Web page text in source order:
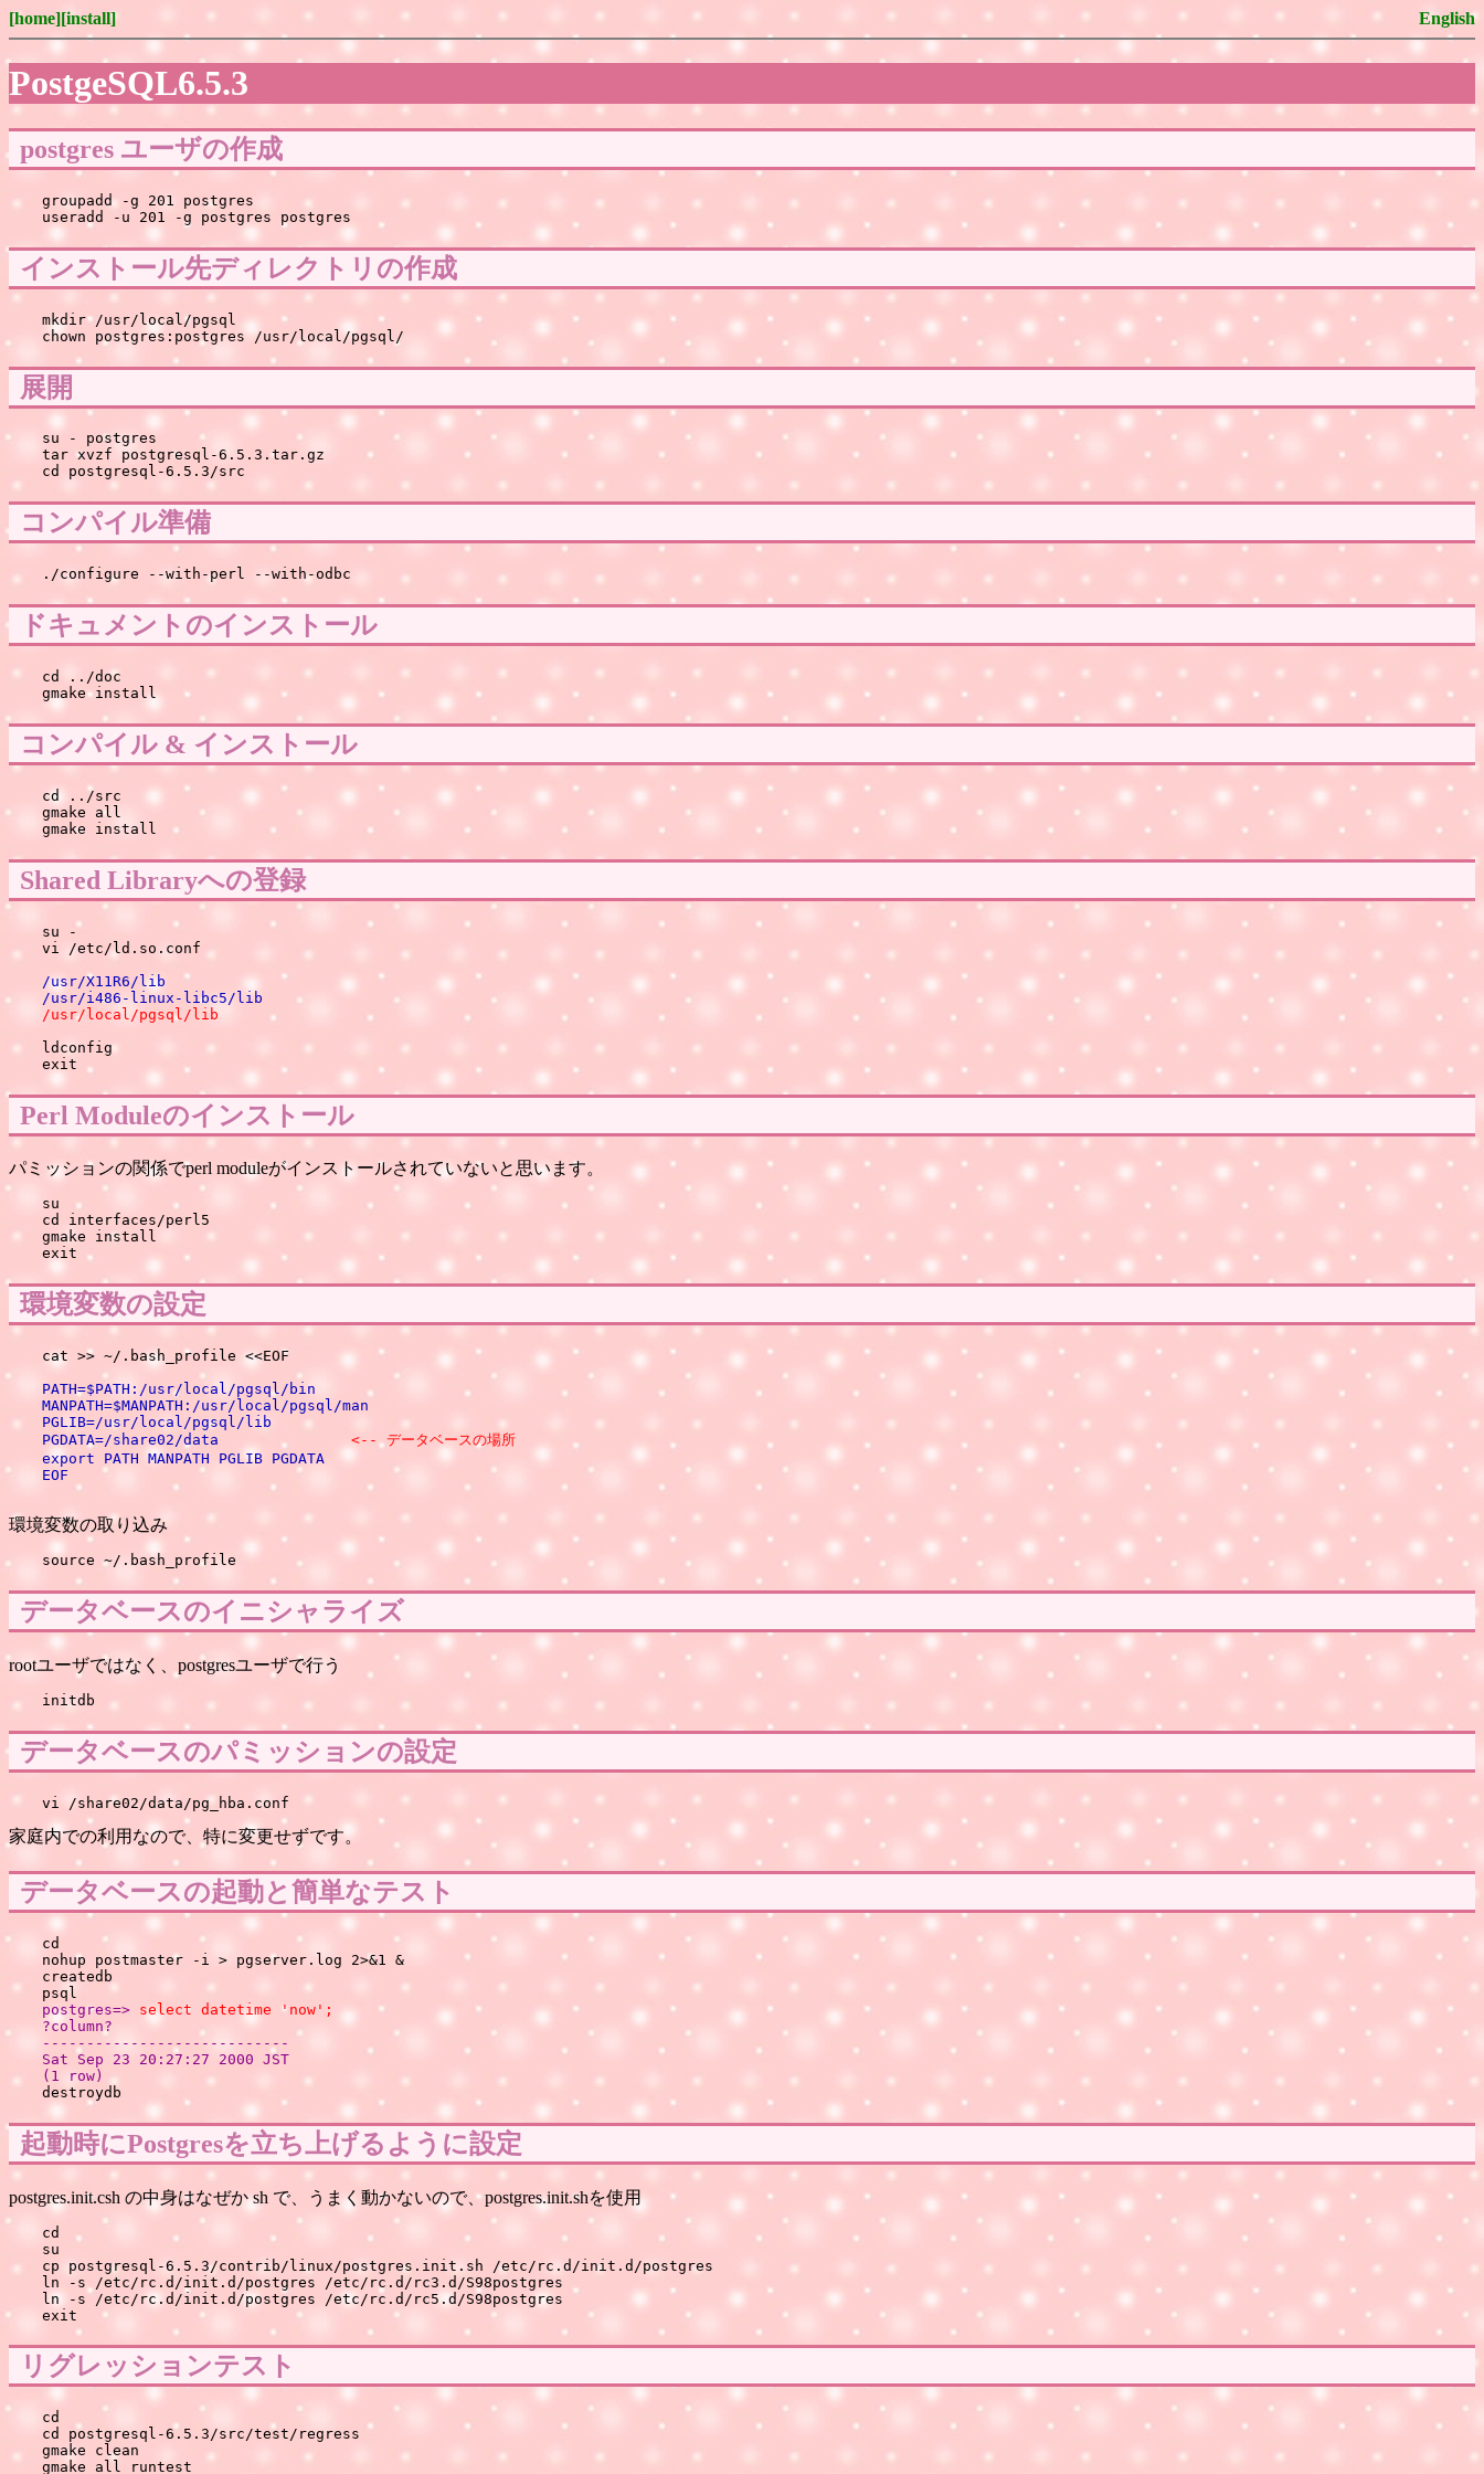
[home][install] English
PostgeSQL6.5.3
postgres ユーザの作成
groupadd -g 201 postgres
インストール先ディレクトリの作成
mkdir /usr/local/pgsql
展開
su - postgres
tar xvzf postgresql-6.5.3.tar.gz
コンパイル準備
ドキュメントのインストール
cd ../doc
コンパイル & インストール
cd ../src
gmake all
Shared Libraryへの登録
su -
/usr/X11R6/lib
/usr/local/pgsql/lib
ldconfig
Perl Moduleのインストール
パミッションの関係でperl moduleがインストールされていないと思います。
su
cd interfaces/perl5
gmake install
環境変数の設定
PATH=$PATH:/usr/local/pgsql/bin
MANPATH=$MANPATH:/usr/local/pgsql/man
PGLIB=/usr/local/pgsql/lib
PGDATA=/share02/data <-- データベースの場所
export PATH MANPATH PGLIB PGDATA
環境変数の取り込み
データベースのイニシャライズ
rootユーザではなく、postgresユーザで行う
データベースのパミッションの設定
家庭内での利用なので、特に変更せずです。
データベースの起動と簡単なテスト
cd
nohup postmaster -i > pgserver.log 2>&1 &
createdb
postgres=> select datetime 'now';
?column?
----------------------------
Sat Sep 23 20:27:27 2000 JST
(1 row)
起動時にPostgresを立ち上げるように設定
postgres.init.csh の中身はなぜか sh で、うまく動かないので、postgres.init.shを使用
cd
su
cp postgresql-6.5.3/contrib/linux/postgres.init.sh /etc/rc.d/init.d/postgres
ln -s /etc/rc.d/init.d/postgres /etc/rc.d/rc3.d/S98postgres
ln -s /etc/rc.d/init.d/postgres /etc/rc.d/rc5.d/S98postgres
リグレッションテスト
cd
cd postgresql-6.5.3/src/test/regress
gmake clean